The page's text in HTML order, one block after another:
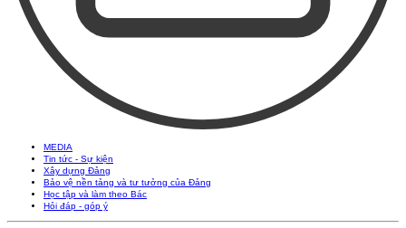
MEDIA
Tin tức - Sự kiện
Xây dựng Đảng
Bảo vệ nền tảng và tư tưởng của Đảng
Học tập và làm theo Bác
Hỏi đáp - góp ý